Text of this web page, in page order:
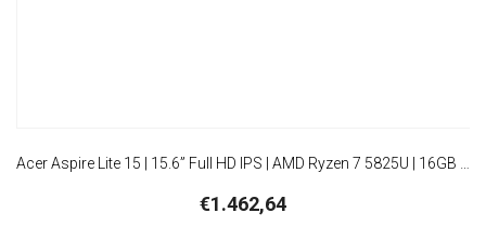
€1.462,64